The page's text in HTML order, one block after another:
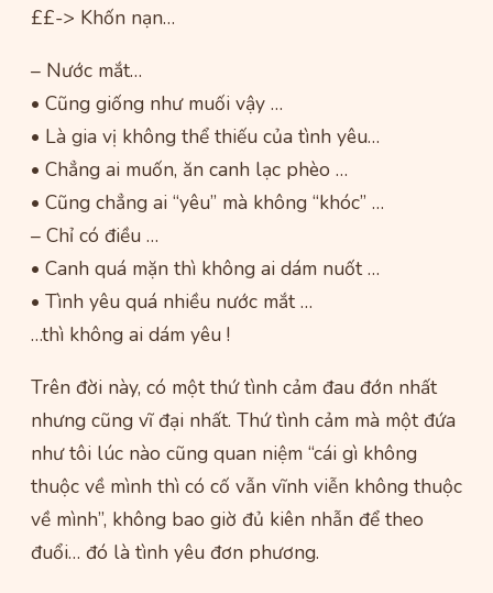
££-> Khốn nạn…
– Nước mắt…
• Cũng giống như muối vậy …
• Là gia vị không thể thiếu của tình yêu…
• Chẳng ai muốn, ăn canh lạc phèo …
• Cũng chẳng ai “yêu” mà không “khóc” …
– Chỉ có điều …
• Canh quá mặn thì không ai dám nuốt …
• Tình yêu quá nhiều nước mắt …
…thì không ai dám yêu !
Trên đời này, có một thứ tình cảm đau đớn nhất
nhưng cũng vĩ đại nhất. Thứ tình cảm mà một đứa
như tôi lúc nào cũng quan niệm “cái gì không
thuộc về mình thì có cố vẫn vĩnh viễn không thuộc
về mình”, không bao giờ đủ kiên nhẫn để theo
đuổi… đó là tình yêu đơn phương.